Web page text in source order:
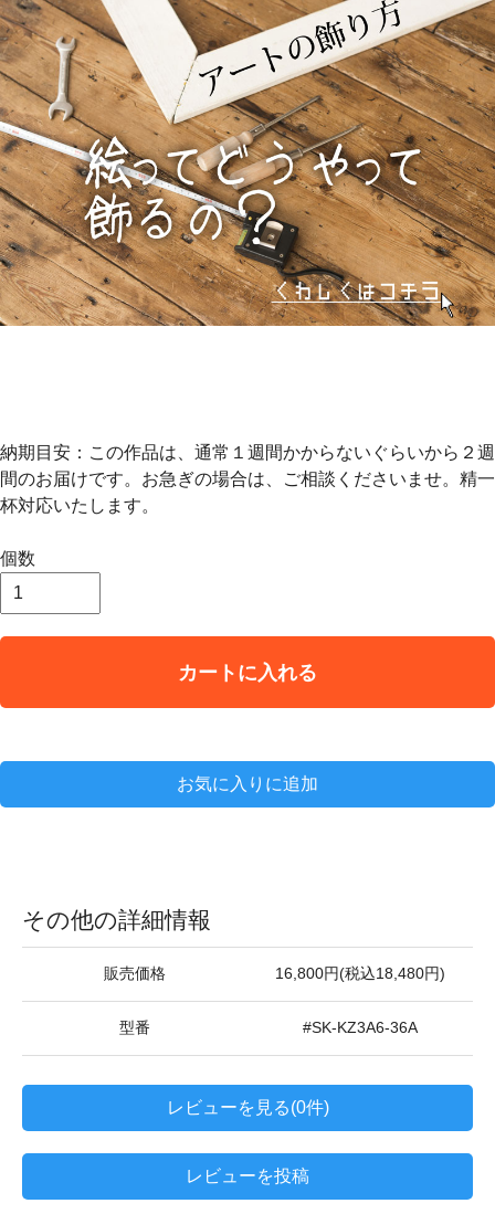
納期目安：この作品は、通常１週間かからないぐらいから２週
間のお届けです。お急ぎの場合は、ご相談くださいませ。精一
杯対応いたします。
個数
カートに入れる
お気に入りに追加
その他の詳細情報
販売価格 16,800円(税込18,480円)
型番 #SK-KZ3A6-36A
レビューを見る(0件)
レビューを投稿